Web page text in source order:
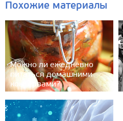
Похожие материалы
Можно ли ежедневно
питаться домашними
консервами?